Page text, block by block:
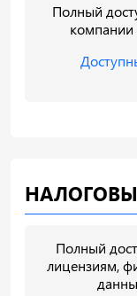
Полный
компании
Полный
лицензиям,